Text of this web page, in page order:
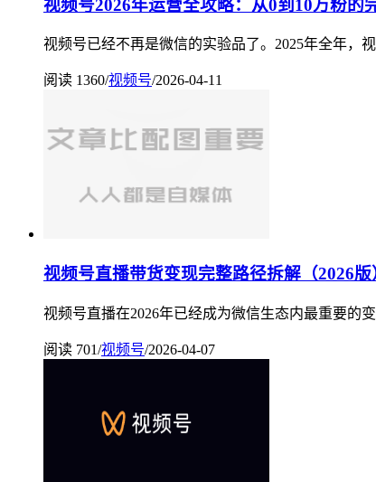
视频号2026年运营全攻略：从0到10万粉的
视频号已经不再是微信的实验品了。2025年全年，
阅读 1360/视频号/2026-04-11
视频号直播带货变现完整路径拆解（2026版
视频号直播在2026年已经成为微信生态内最重要的
阅读 701/视频号/2026-04-07